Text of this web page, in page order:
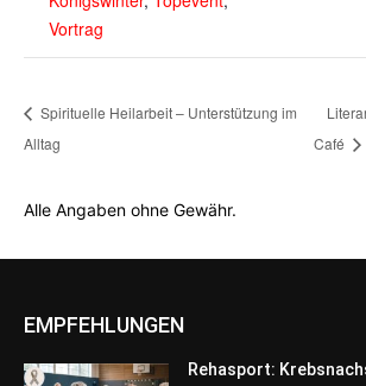
Vortrag
Spirituelle Heilarbeit – Unterstützung im
Alltag
Café
Alle Angaben ohne Gewähr.
EMPFEHLUNGEN
Rehasport: